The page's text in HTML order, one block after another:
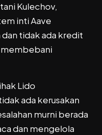
Kulechov,
inti Aave
tidak ada kredit
membebani
Lido
ada kerusakan
murni berada
dan mengelola